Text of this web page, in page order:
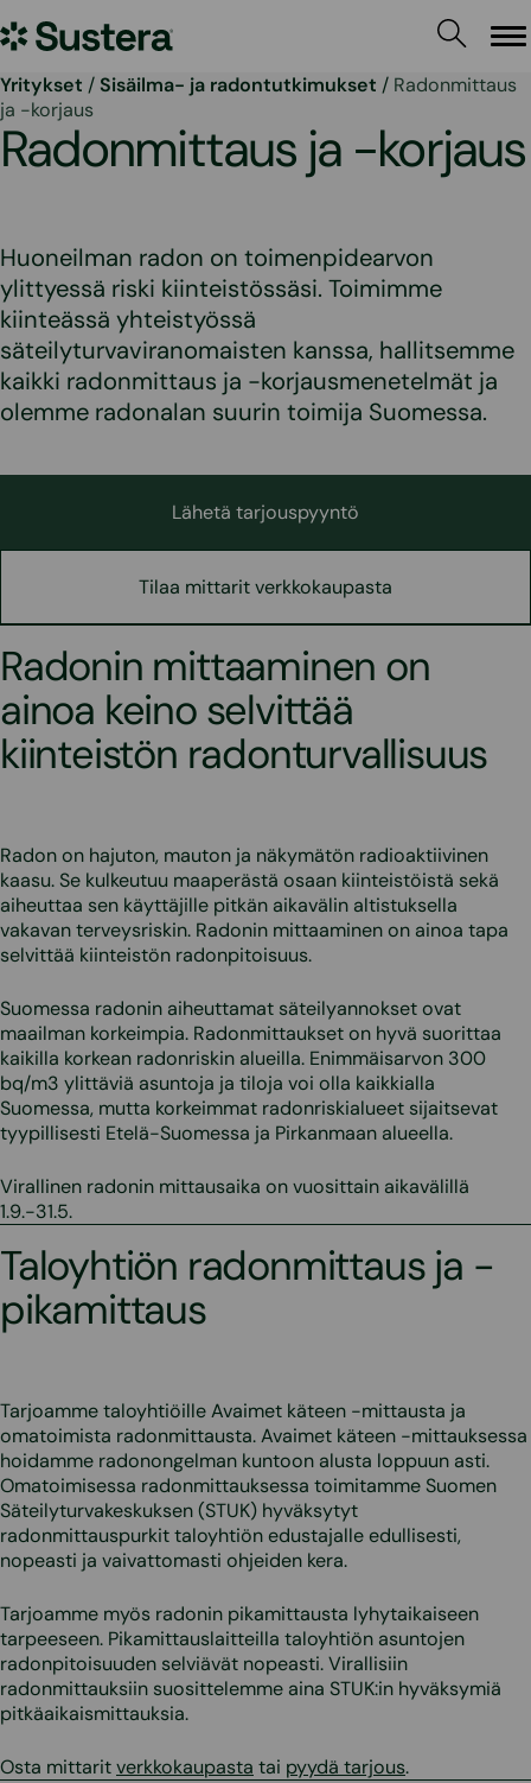
sisältöön
Sustera
Yritykset / Sisäilma- ja radontutkimukset / Radonmittaus
ja -korjaus
Radonmittaus ja -korjaus
Huoneilman radon on toimenpidearvon
ylittyessä riski kiinteistössäsi. Toimimme
kiinteässä yhteistyössä
säteilyturvaviranomaisten kanssa, hallitsemme
kaikki radonmittaus ja -korjausmenetelmät ja
olemme radonalan suurin toimija Suomessa.
Lähetä tarjouspyyntö
Tilaa mittarit verkkokaupasta
Radonin mittaaminen on
ainoa keino selvittää
kiinteistön radonturvallisuus
Radon on hajuton, mauton ja näkymätön radioaktiivinen
kaasu. Se kulkeutuu maaperästä osaan kiinteistöistä sekä
aiheuttaa sen käyttäjille pitkän aikavälin altistuksella
vakavan terveysriskin. Radonin mittaaminen on ainoa tapa
selvittää kiinteistön radonpitoisuus.
Suomessa radonin aiheuttamat säteilyannokset ovat
maailman korkeimpia. Radonmittaukset on hyvä suorittaa
kaikilla korkean radonriskin alueilla. Enimmäisarvon 300
bq/m3 ylittäviä asuntoja ja tiloja voi olla kaikkialla
Suomessa, mutta korkeimmat radonriskialueet sijaitsevat
tyypillisesti Etelä-Suomessa ja Pirkanmaan alueella.
Virallinen radonin mittausaika on vuosittain aikavälillä
1.9.-31.5.
Taloyhtiön radonmittaus ja -
pikamittaus
Tarjoamme taloyhtiöille Avaimet käteen -mittausta ja
omatoimista radonmittausta. Avaimet käteen -mittauksessa
hoidamme radonongelman kuntoon alusta loppuun asti.
Omatoimisessa radonmittauksessa toimitamme Suomen
Säteilyturvakeskuksen (STUK) hyväksytyt
radonmittauspurkit taloyhtiön edustajalle edullisesti,
nopeasti ja vaivattomasti ohjeiden kera.
Tarjoamme myös radonin pikamittausta lyhytaikaiseen
tarpeeseen. Pikamittauslaitteilla taloyhtiön asuntojen
radonpitoisuuden selviävät nopeasti. Virallisiin
radonmittauksiin suosittelemme aina STUK:in hyväksymiä
pitkäaikaismittauksia.
Osta mittaritverkkokaupasta tai pyydä tarjous.